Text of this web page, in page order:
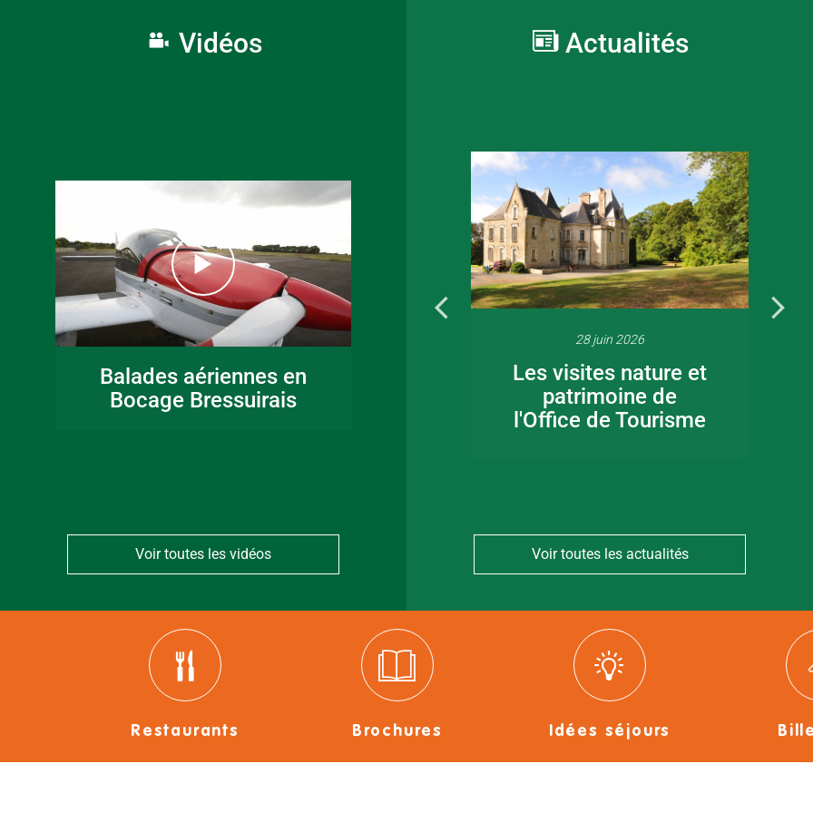
Vidéos
Balades aériennes en
Bocage Bressuirais
Voir toutes les vidéos
Actualités
16 juin 2026
Fête de la musique
en Bocage
28 juin 2026
Les visites nature et
patrimoine de
l'Office de Tourisme
Voir toutes les actualités
Restaurants Brochures Idées séjours